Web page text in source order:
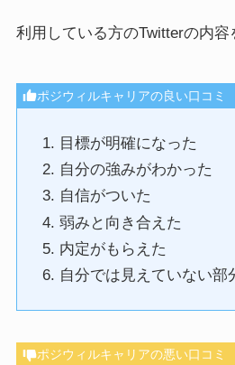
利用している方のTwitterの内容
ポジウィルキャリアの良い口コミ
目標が明確になった
自分の強みがわかった
自信がついた
弱みと向き合えた
内定がもらえた
自分では見えていない部
ポジウィルキャリアの悪い口コミ